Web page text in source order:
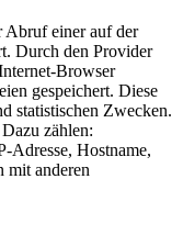
Abruf einer auf der
Durch den Provider
Browser
gespeichert. Diese
statistischen Zwecken.
zählen:
Adresse, Hostname,
mit anderen